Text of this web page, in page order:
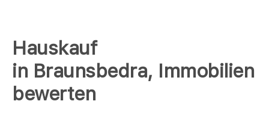
Hauskauf
in Braunsbedra, Immobilien
bewerten